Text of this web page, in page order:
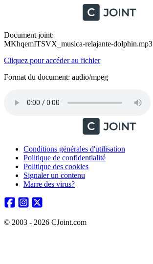
Document joint:
MKhqemITSVX_musica-relajante-dolphin.mp3
Cliquez pour accéder au fichier
Format du document: audio/mpeg
Conditions générales d'utilisation
Politique de confidentialité
Politique des cookies
Signaler un contenu
Marre des virus?
© 2003 - 2026 CJoint.com